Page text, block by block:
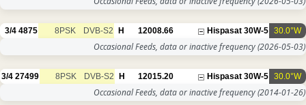
12008.66
H
DVB-S2
8PSK
4875
3/4
Occasional Feeds, data or
12015.20
H
DVB-S2
8PSK
27499
3/4
Occasional Feeds, data or